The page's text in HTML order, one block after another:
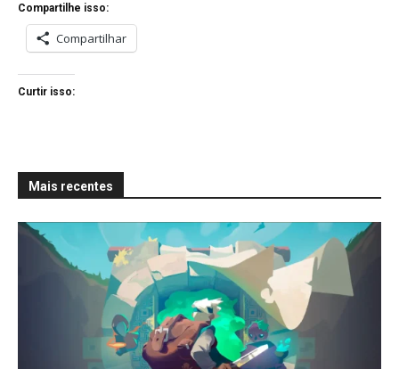
Compartilhe isso:
Compartilhar
Curtir isso:
Mais recentes